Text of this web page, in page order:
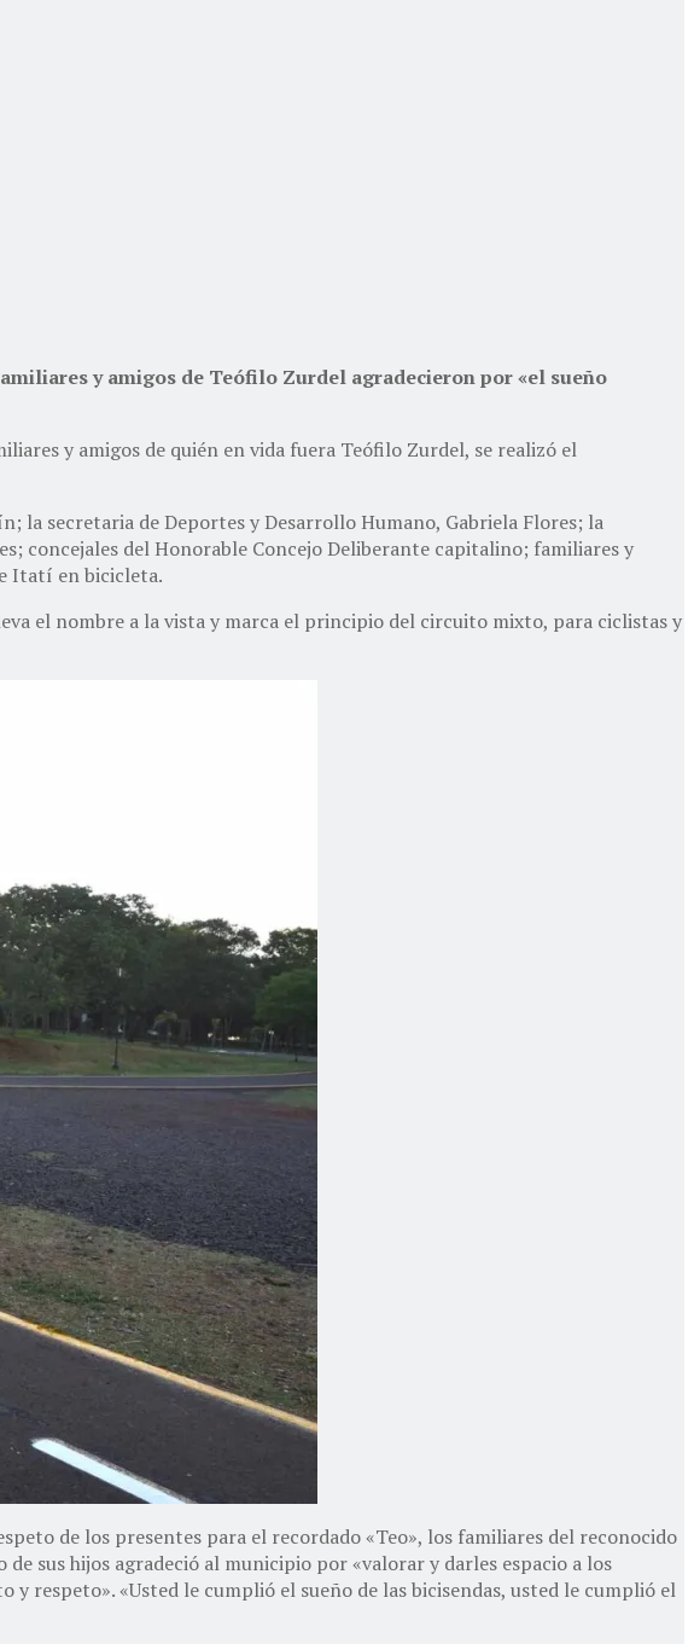
y amigos de Teófilo Zurdel agradecieron por «el sueño
y amigos de quién en vida fuera Teófilo Zurdel, se realizó el
la secretaria de Deportes y Desarrollo Humano, Gabriela Flores; la
concejales del Honorable Concejo Deliberante capitalino; familiares y
Itatí en bicicleta.
el nombre a la vista y marca el principio del circuito mixto, para ciclistas y
de los presentes para el recordado «Teo», los familiares del reconocido
sus hijos agradeció al municipio por «valorar y darles espacio a los
respeto». «Usted le cumplió el sueño de las bicisendas, usted le cumplió el